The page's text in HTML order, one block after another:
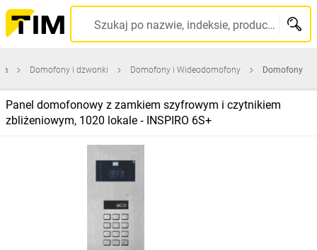
Szukaj po nazwie, indeksie, producencie, kodzie kreskowym...
Domofony i dzwonki Domofony i Wideodomofony Domofony
Panel domofonowy z zamkiem szyfrowym i czytnikiem
zbliżeniowym, 1020 lokale ‑ INSPIRO 6S+